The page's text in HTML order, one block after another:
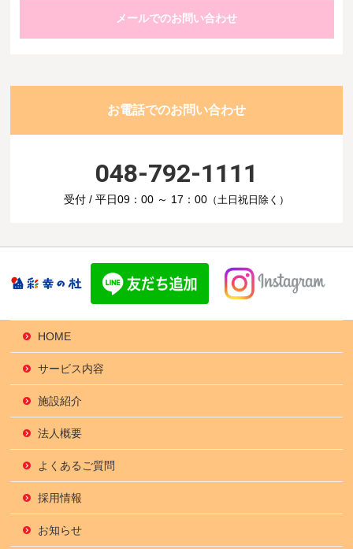
メールでのお問い合わせ
お電話でのお問い合わせ
048-792-1111
受付 / 平日09：00 ～ 17：00（土日祝日除く）
HOME
サービス内容
施設紹介
法人概要
よくあるご質問
採用情報
お知らせ